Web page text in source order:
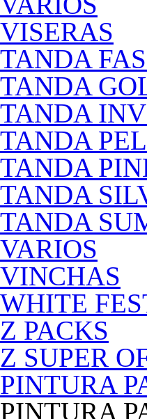
VISERAS
TANDA
TANDA
TANDA
TANDA
TANDA
TANDA
TANDA
VARIOS
VINCHAS
WHITE
Z PACKS
Z SUPER
PINTURA
PINTURA